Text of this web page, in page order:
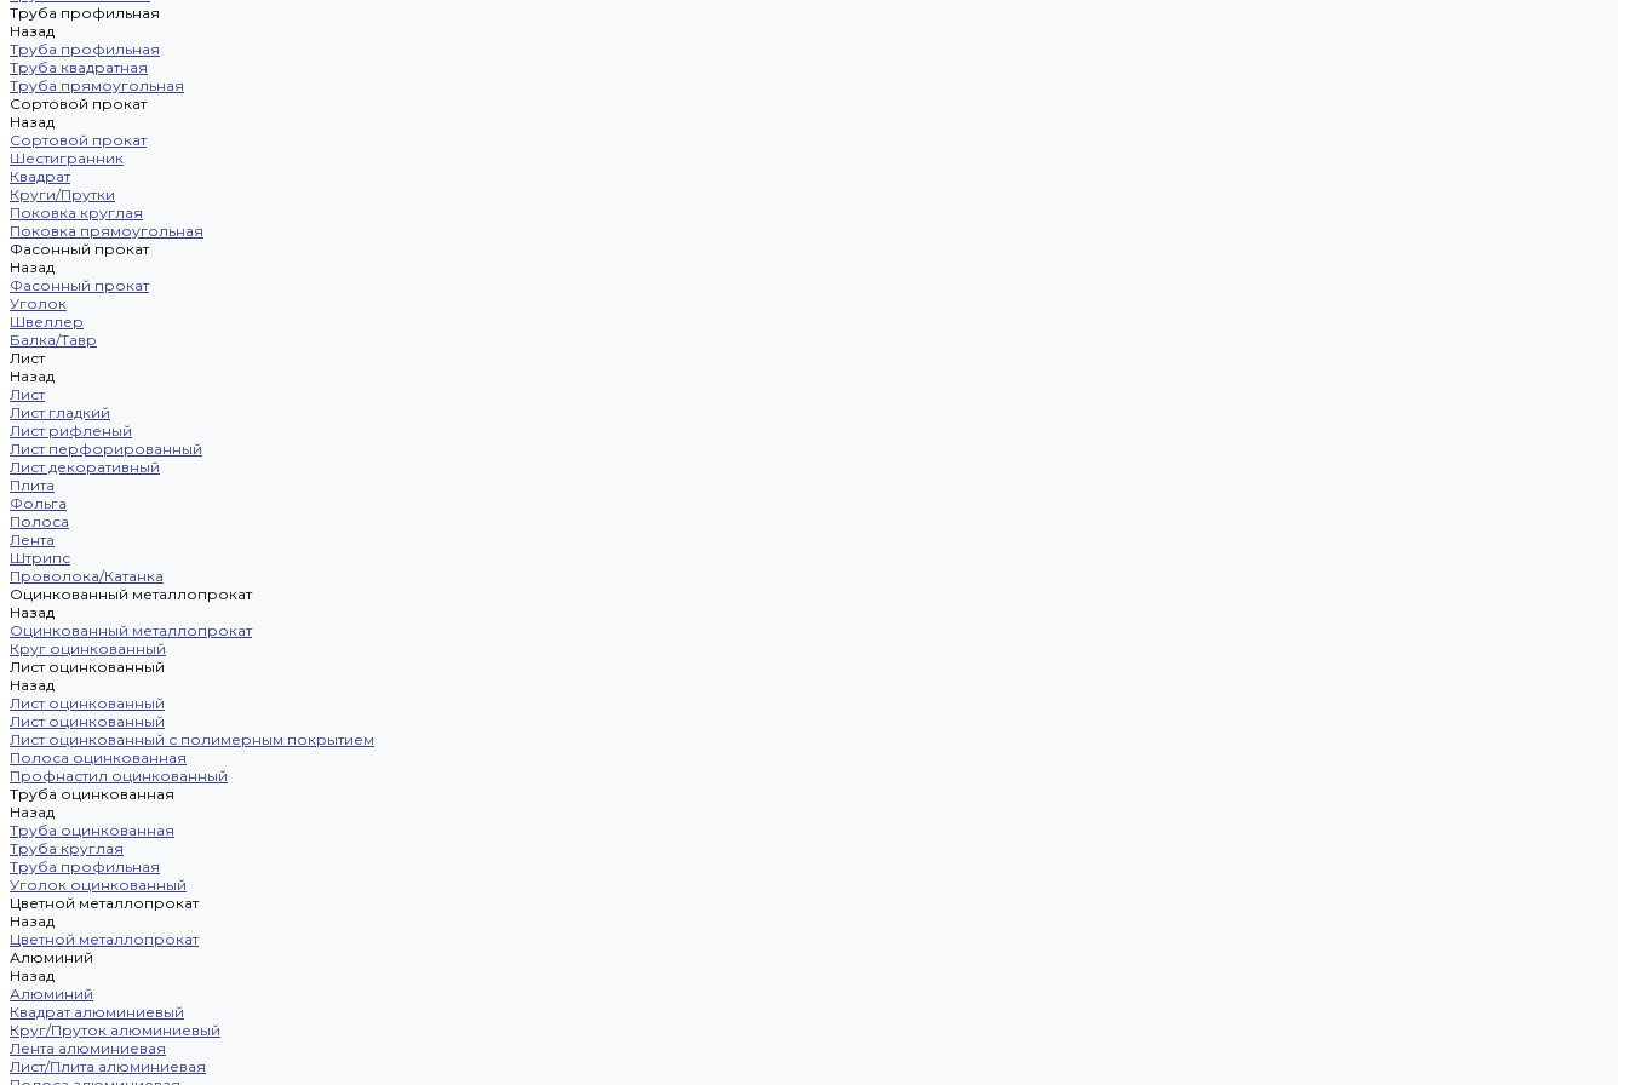
Труба профильная
Назад
Труба профильная
Труба квадратная
Труба прямоугольная
Сортовой прокат
Назад
Сортовой прокат
Шестигранник
Квадрат
Круги/Прутки
Поковка круглая
Поковка прямоугольная
Фасонный прокат
Назад
Фасонный прокат
Уголок
Швеллер
Балка/Тавр
Лист
Назад
Лист
Лист гладкий
Лист рифленый
Лист перфорированный
Лист декоративный
Плита
Фольга
Полоса
Лента
Штрипс
Проволока/Катанка
Оцинкованный металлопрокат
Назад
Оцинкованный металлопрокат
Круг оцинкованный
Лист оцинкованный
Назад
Лист оцинкованный
Лист оцинкованный
Лист оцинкованный с полимерным покрытием
Полоса оцинкованная
Профнастил оцинкованный
Труба оцинкованная
Назад
Труба оцинкованная
Труба круглая
Труба профильная
Уголок оцинкованный
Цветной металлопрокат
Назад
Цветной металлопрокат
Алюминий
Назад
Алюминий
Квадрат алюминиевый
Круг/Пруток алюминиевый
Лента алюминиевая
Лист/Плита алюминиевая